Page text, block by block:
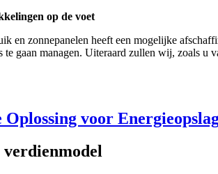
op de voet
en zonnepanelen heeft een mogelijke
gaan managen. Uiteraard zullen wij, zoals u
Oplossing voor
verdienmodel